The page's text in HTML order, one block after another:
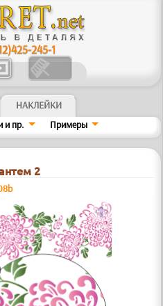
245-1
НАКЛЕЙКИ
и пр. Примеры
2
a